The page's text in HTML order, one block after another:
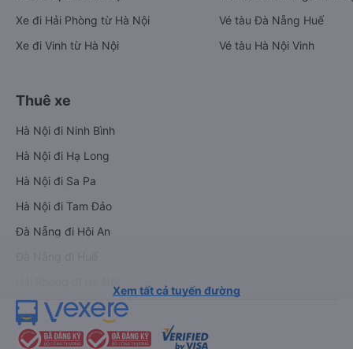
Xe đi Hải Phòng từ Hà Nội
Xe đi Vinh từ Hà Nội
Vé tàu Đà Nẵng Huế
Vé tàu Hà Nội Vinh
Thuê xe
Hà Nội đi Ninh Bình
Hà Nội đi Hạ Long
Hà Nội đi Sa Pa
Hà Nội đi Tam Đảo
Đà Nẵng đi Hội An
Xem tất cả tuyến đường